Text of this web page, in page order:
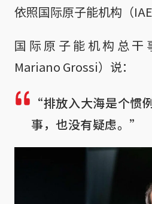
依照国际原子能机构（
国际原子能机构总干
Mariano Grossi）说：
“排放入大海是个惯
事，也没有疑虑。”